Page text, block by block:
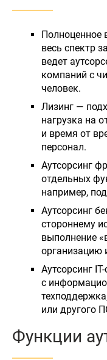
Полноценное
весь спектр
ведет
компаний с
человек.
Лизинг —
нагрузка на
и время от
персонал.
Аутсорсинг
отдельных
например,
Аутсорсинг
стороннему
выполнение
организацию
Аутсорсинг
с
или другого
Функции